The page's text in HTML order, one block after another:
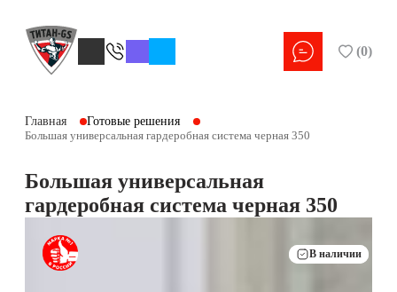
(0)
Главная
Готовые решения
Большая универсальная гардеробная система черная 350
Большая универсальная
гардеробная система черная 350
В наличии
В наличии